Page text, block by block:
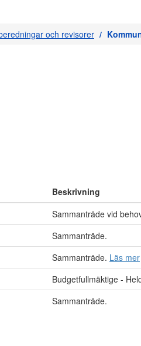
och revisorer
Beskrivning
Sammanträde vid
Sammanträde.
Sammanträde. Läs mer
Budgetfullmäktige -
Sammanträde.